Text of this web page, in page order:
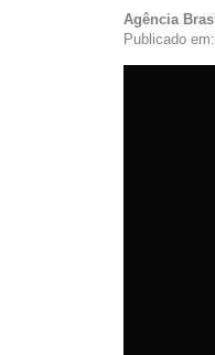
Agência
Publicado